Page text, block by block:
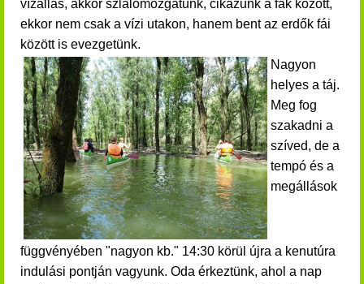
vízállás, akkor szlalomozgatunk, cikázunk a fák között,
ekkor nem csak a vízi utakon, hanem bent az erdők fái
között is evezgetünk.
Nagyon
helyes a táj.
Meg fog
szakadni a
szíved, de a
tempó és a
megállások
függvényében "nagyon kb." 14:30 körül újra a kenutúra
indulási pontján vagyunk. Oda érkeztünk, ahol a nap